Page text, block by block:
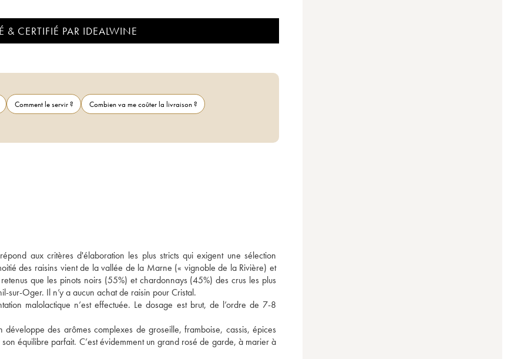
& CERTIFIÉ PAR IDEALWINE
Comment le servir ?
Combien va me coûter la livraison ?
aux critères d'élaboration les plus stricts qui exigent une sélection
des raisins vient de la vallée de la Marne (« vignoble de la Rivière) et
que les pinots noirs (55%) et chardonnays (45%) des crus les plus
sur-Oger. Il n’y a aucun achat de raisin pour Cristal.
malolactique n’est effectuée. Le dosage est brut, de l’ordre de 7-8
des arômes complexes de groseille, framboise, cassis, épices
équilibre parfait. C’est évidemment un grand rosé de garde, à marier à